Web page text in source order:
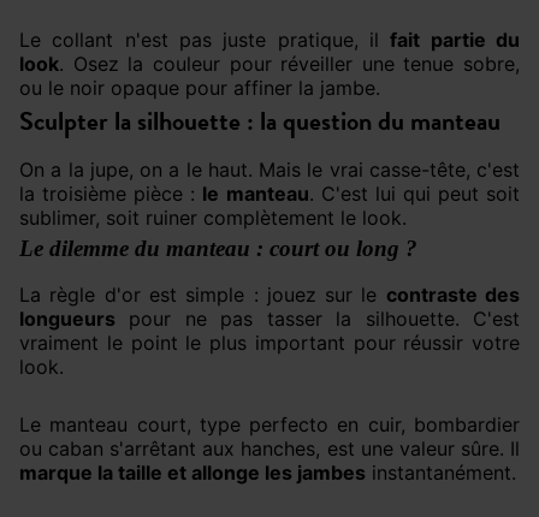
Le collant n'est pas juste pratique, ilfait partie du
look. Osez la couleur pour réveiller une tenue sobre,
ou le noir opaque pour affiner la jambe.
Sculpter la silhouette : la question du manteau
On a la jupe, on a le haut. Mais le vrai casse-tête, c'est
la troisième pièce : le manteau. C'est lui qui peut soit
sublimer, soit ruiner complètement le look.
Le dilemme du manteau : court ou long ?
La règle d'or est simple : jouez sur le contraste des
longueurs pour ne pas tasser la silhouette. C'est
vraiment le point le plus important pour réussir votre
look.
Le manteau court, type perfecto en cuir, bombardier
ou caban s'arrêtant aux hanches, est une valeur sûre. Il
marque la taille et allonge les jambes instantanément.